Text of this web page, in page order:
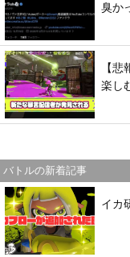
臭か
【
楽し
バトルの新着記事
イカ